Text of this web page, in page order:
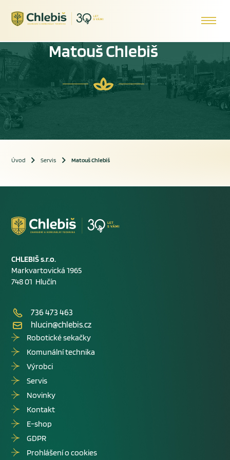
Matouš Chlebiš
Úvod Servis Matouš Chlebiš
CHLEBIŠ s.r.o.
Markvartovická 1965
748 01 Hlučín
736 473 463
hlucin@chlebis.cz
Robotické sekačky
Komunální technika
Výrobci
Servis
Novinky
Kontakt
E-shop
GDPR
Prohlášení o cookies